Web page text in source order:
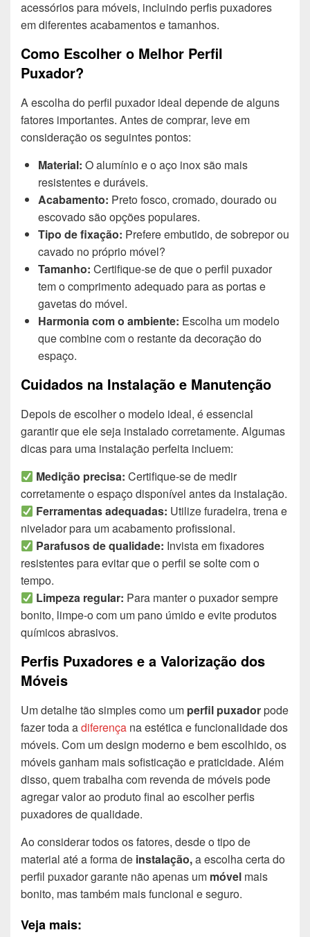
acessórios para móveis, incluindo perfis puxadores
em diferentes acabamentos e tamanhos.
Como Escolher o Melhor Perfil
Puxador?
A escolha do perfil puxador ideal depende de alguns
fatores importantes. Antes de comprar, leve em
consideração os seguintes pontos:
Material: O alumínio e o aço inox são mais
resistentes e duráveis.
Acabamento: Preto fosco, cromado, dourado ou
escovado são opções populares.
Tipo de fixação: Prefere embutido, de sobrepor ou
cavado no próprio móvel?
Tamanho: Certifique-se de que o perfil puxador
tem o comprimento adequado para as portas e
gavetas do móvel.
Harmonia com o ambiente: Escolha um modelo
que combine com o restante da decoração do
espaço.
Cuidados na Instalação e Manutenção
Depois de escolher o modelo ideal, é essencial
garantir que ele seja instalado corretamente. Algumas
dicas para uma instalação perfeita incluem:
Medição precisa: Certifique-se de medir
corretamente o espaço disponível antes da instalação.
Ferramentas adequadas: Utilize furadeira, trena e
nivelador para um acabamento profissional.
Parafusos de qualidade: Invista em fixadores
resistentes para evitar que o perfil se solte com o
tempo.
Limpeza regular: Para manter o puxador sempre
bonito, limpe-o com um pano úmido e evite produtos
químicos abrasivos.
Perfis Puxadores e a Valorização dos
Móveis
Um detalhe tão simples como um perfil puxadorpode
fazer toda adiferença na estética e funcionalidade dos
móveis. Com um design moderno e bem escolhido, os
móveis ganham mais sofisticação e praticidade. Além
disso, quem trabalha com revenda de móveis pode
agregar valor ao produto final ao escolher perfis
puxadores de qualidade.
Ao considerar todos os fatores, desde o tipo de
material até a forma de instalação,a escolha certa do
perfil puxador garante não apenas um móvel mais
bonito, mas também mais funcional e seguro.
Veja mais: